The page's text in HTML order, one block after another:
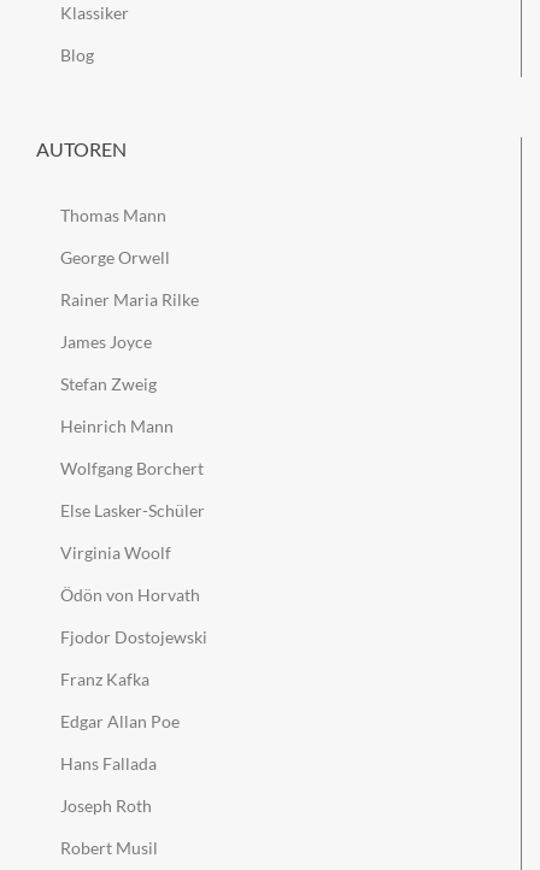
Klassiker
Blog
AUTOREN
Thomas Mann
George Orwell
Rainer Maria Rilke
James Joyce
Stefan Zweig
Heinrich Mann
Wolfgang Borchert
Else Lasker-Schüler
Virginia Woolf
Ödön von Horvath
Fjodor Dostojewski
Franz Kafka
Edgar Allan Poe
Hans Fallada
Joseph Roth
Robert Musil